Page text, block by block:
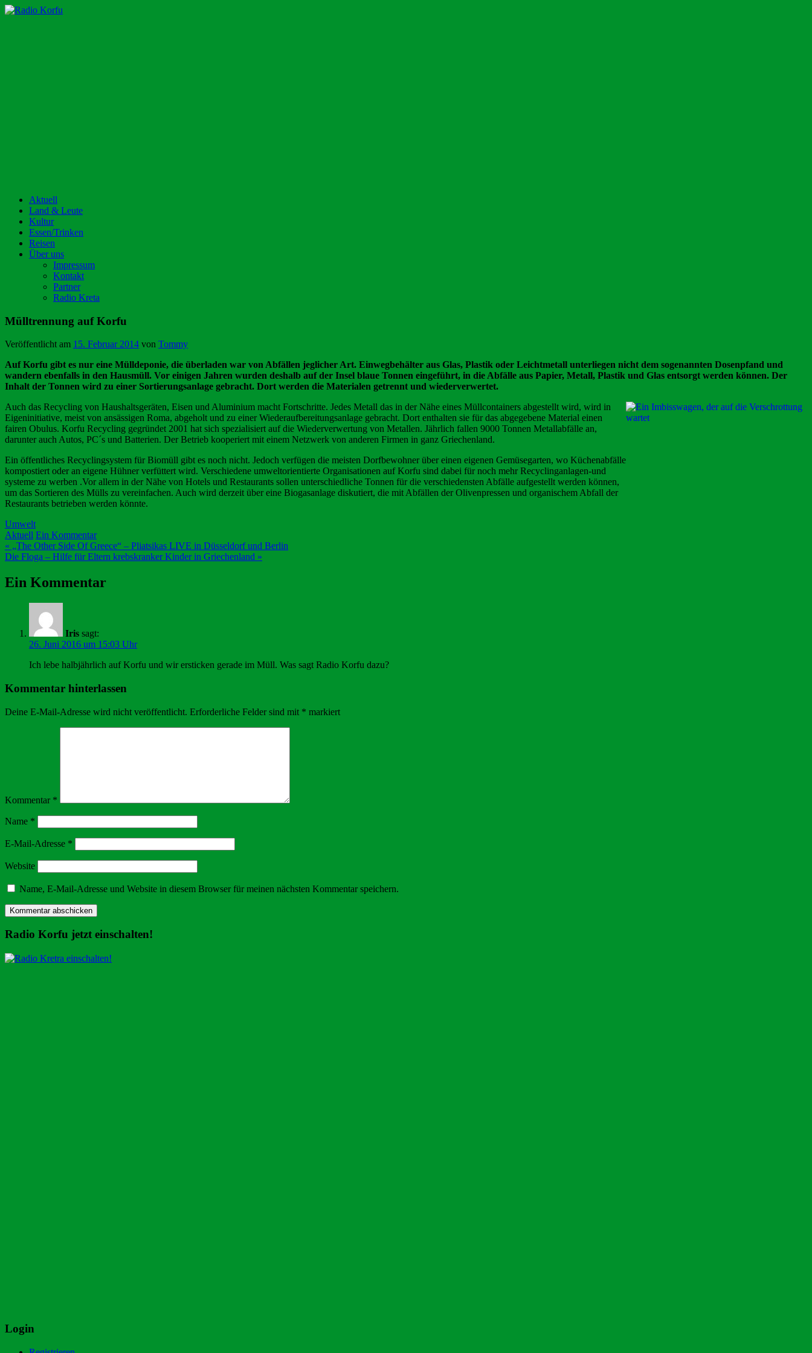
Zum
Aktuell
Land & Leute
Kultur
Essen/Trinken
Reisen
Über uns
Impressum
Kontakt
Partner
Radio Kreta
Mülltrennung auf Korfu
Veröffentlicht am 15. Februar 2014 von Tommy
Auf Korfu gibt es nur eine Mülldeponie, die überladen war von Abfällen jeglicher Art. Einwegbehälter aus Glas, Plastik oder Leichtmetall unterliegen nicht dem sogenannten Dosenpfand und
wandern ebenfalls in den Hausmüll. Vor einigen Jahren wurden deshalb auf der Insel blaue Tonnen eingeführt, in die Abfälle aus Papier, Metall, Plastik und Glas entsorgt werden können. Der
Inhalt der Tonnen wird zu einer Sortierungsanlage gebracht. Dort werden die Materialen getrennt und wiederverwertet.
Auch das Recycling von Haushaltsgeräten, Eisen und Aluminium macht Fortschritte. Jedes Metall das in der Nähe eines Müllcontainers abgestellt wird, wird in
Eigeninitiative, meist von ansässigen Roma, abgeholt und zu einer Wiederaufbereitungsanlage gebracht. Dort enthalten sie für das abgegebene Material einen
fairen Obulus. Korfu Recycling gegründet 2001 hat sich spezialisiert auf die Wiederverwertung von Metallen. Jährlich fallen 9000 Tonnen Metallabfälle an,
darunter auch Autos, PC´s und Batterien. Der Betrieb kooperiert mit einem Netzwerk von anderen Firmen in ganz Griechenland.
Ein öffentliches Recyclingsystem für Biomüll gibt es noch nicht. Jedoch verfügen die meisten Dorfbewohner über einen eigenen Gemüsegarten, wo Küchenabfälle
kompostiert oder an eigene Hühner verfüttert wird. Verschiedene umweltorientierte Organisationen auf Korfu sind dabei für noch mehr Recyclinganlagen-und
systeme zu werben .Vor allem in der Nähe von Hotels und Restaurants sollen unterschiedliche Tonnen für die verschiedensten Abfälle aufgestellt werden können,
um das Sortieren des Mülls zu vereinfachen. Auch wird derzeit über eine Biogasanlage diskutiert, die mit Abfällen der Olivenpressen und organischem Abfall der
Restaurants betrieben werden könnte.
Umwelt
Aktuell Ein Kommentar
Beitragsnavigation
« „The Other Side Of Greece“ – Pliatsikas LIVE in Düsseldorf und Berlin
Die Floga – Hilfe für Eltern krebskranker Kinder in Griechenland »
Ein Kommentar
Iris sagt:
26. Juni 2016 um 15:03 Uhr
Ich lebe halbjährlich auf Korfu und wir ersticken gerade im Müll. Was sagt Radio Korfu dazu?
Kommentar hinterlassen
Deine E-Mail-Adresse wird nicht veröffentlicht. Erforderliche Felder sind mit * markiert
Kommentar *
Name *
E-Mail-Adresse *
Website
Name, E-Mail-Adresse und Website in diesem Browser für meinen nächsten Kommentar speichern.
Radio Korfu jetzt einschalten!
Login